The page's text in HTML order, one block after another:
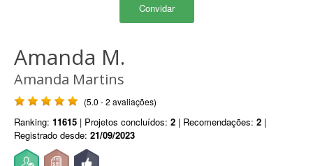
Convidar
Amanda M.
Amanda Martins
(5.0 - 2 avaliações)
Ranking: 11615 | Projetos concluídos: 2 | Recomendações: 2 |
Registrado desde: 21/09/2023